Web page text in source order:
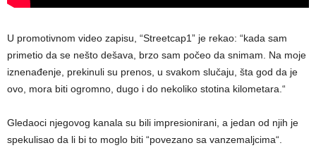
U promotivnom video zapisu, “Streetcap1” je rekao: “kada sam
primetio da se nešto dešava, brzo sam počeo da snimam. Na moje
iznenađenje, prekinuli su prenos, u svakom slučaju, šta god da je
ovo, mora biti ogromno, dugo i do nekoliko stotina kilometara.“
Gledaoci njegovog kanala su bili impresionirani, a jedan od njih je
spekulisao da li bi to moglo biti “povezano sa vanzemaljcima“.